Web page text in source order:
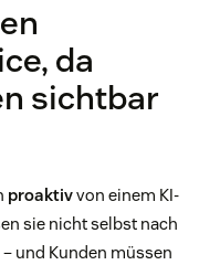
da
sichtbar
proaktivvon einem KI-
sie nicht selbst nach
und Kunden müssen